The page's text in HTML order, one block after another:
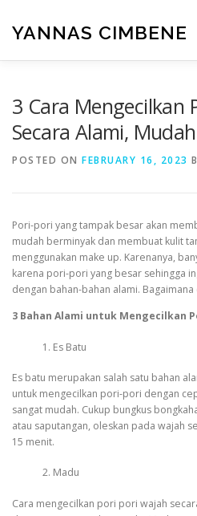
content
YANNAS CIMBENE
3 Cara Mengecilkan
Secara Alami,
POSTED ON FEBRUARY 16, 2023
Pori-pori yang tampak besar akan
mudah berminyak dan membuat kulit
menggunakan make up. Karenanya,
karena pori-pori yang besar sehingga
dengan bahan-bahan alami. Bagaimana
3 Bahan Alami untuk Mengecilkan
Es Batu
Es batu merupakan salah satu bahan
untuk mengecilkan pori-pori dengan
sangat mudah. Cukup bungkus
atau saputangan, oleskan pada wajah
15 menit.
Madu
Cara mengecilkan pori pori wajah